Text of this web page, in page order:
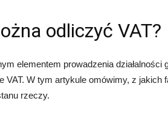
odliczyć VAT?
elementem prowadzenia działalności
VAT. W tym artykule omówimy, z jakich
rzeczy.